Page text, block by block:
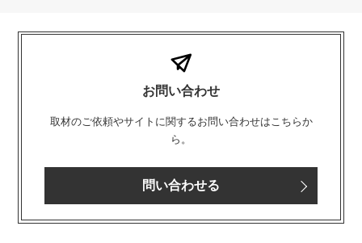
お問い合わせ
取材のご依頼やサイトに関するお問い合わせはこちらか
ら。
問い合わせる